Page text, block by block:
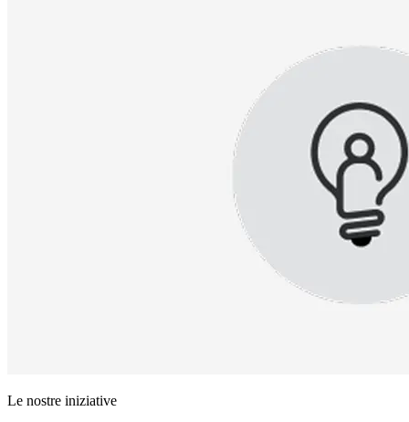
Le nostre iniziative